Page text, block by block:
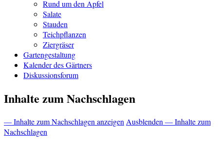
Rund um den Apfel
Salate
Stauden
Teichpflanzen
Ziergräser
Gartengestaltung
Kalender des Gärtners
Diskussionsforum
Inhalte zum Nachschlagen
— Inhalte zum Nachschlagen anzeigen Ausblenden — Inhalte zum
Nachschlagen